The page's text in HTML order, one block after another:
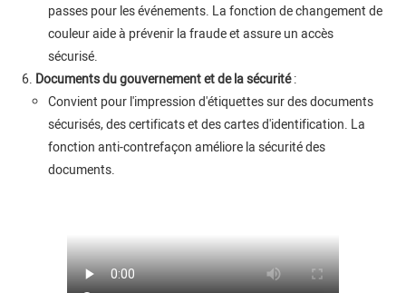
passes pour les événements. La fonction de changement de
couleur aide à prévenir la fraude et assure un accès
sécurisé.
Documents du gouvernement et de la sécurité:
Convient pour l'impression d'étiquettes sur des documents
sécurisés, des certificats et des cartes d'identification. La
fonction anti-contrefaçon améliore la sécurité des
documents.